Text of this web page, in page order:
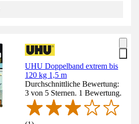
UHU Doppelband extrem bis
120 kg 1,5 m
Durchschnittliche Bewertung:
3 von 5 Sternen. 1 Bewertung.